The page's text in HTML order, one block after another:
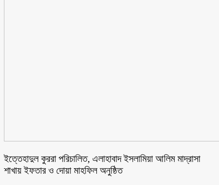
ইত্তেহাদুল কুররা পরিচালিত, এলাহাবাদ ইসলামিয়া আলিম মাদ্রাসা
শাখায় ইফতার ও দোয়া মাহফিল অনুষ্ঠিত